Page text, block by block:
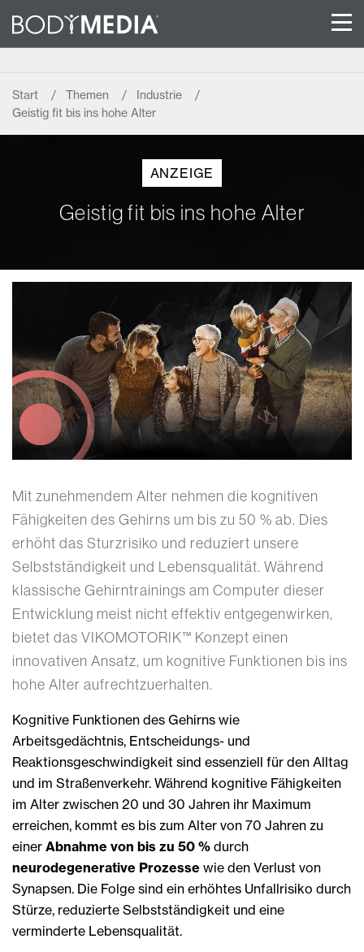
Start Themen
Industrie
Geistig fit bis ins hohe Alter
ANZEIGE
Geistig fit bis ins hohe Alter
Mit zunehmendem Alter nehmen die kognitiven
Fähigkeiten des Gehirns um bis zu 50 % ab. Dies
erhöht das Sturzrisiko und reduziert unsere
Selbstständigkeit und Lebensqualität. Während
klassische Gehirntrainings am Computer dieser
Entwicklung meist nicht effektiv entgegenwirken,
bietet das VIKOMOTORIK™ Konzept einen
innovativen Ansatz, um kognitive Funktionen bis ins
hohe Alter aufrechtzuerhalten.
Kognitive Funktionen des Gehirns wie
Arbeitsgedächtnis, Entscheidungs- und
Reaktionsgeschwindigkeit sind essenziell für den Alltag
und im Straßenverkehr. Während kognitive Fähigkeiten
im Alter zwischen 20 und 30 Jahren ihr Maximum
erreichen, kommt es bis zum Alter von 70 Jahren zu
einer Abnahme von bis zu 50 % durch
neurodegenerative Prozesse wie den Verlust von
Synapsen. Die Folge sind ein erhöhtes Unfallrisiko durch
Stürze, reduzierte Selbstständigkeit und eine
verminderte Lebensqualität.